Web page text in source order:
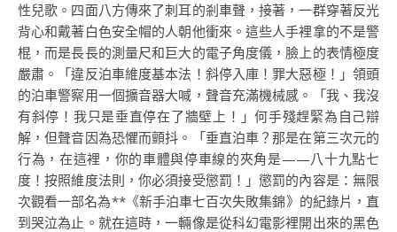
性兒歌。四面八方傳來了刺耳的剎車聲，接著，一群穿著反光
背心和戴著白色安全帽的人朝他衝來。這些人手裡拿的不是警
棍，而是長長的測量尺和巨大的電子角度儀，臉上的表情極度
嚴肅。「違反泊車維度基本法！斜停入庫！罪大惡極！」領頭
的泊車警察用一個擴音器大喊，聲音充滿機械感。「我、我沒
有斜停！我只是垂直停在了牆壁上！」何手殘趕緊為自己辯
解，但聲音因為恐懼而顫抖。「垂直泊車？那是在第三次元的
行為，在這裡，你的車體與停車線的夾角是——八十九點七
度！按照維度法則，你必須接受懲罰！」懲罰的內容是：無限
次觀看一部名為**《新手泊車七百次失敗集錦》的紀錄片，直
到哭泣為止。就在這時，一輛像是從科幻電影裡開出來的黑色